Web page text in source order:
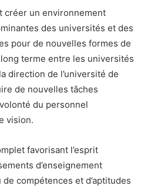
créer un environnement
des universités et des
pour de nouvelles formes de
terme entre les universités
direction de l’université de
de nouvelles tâches
du personnel
vision.
favorisant l’esprit
d’enseignement
compétences et d’aptitudes